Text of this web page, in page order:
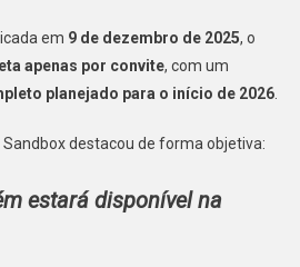
em 9 de dezembro de 2025, o
apenas por convite, com um
planejado para o início de 2026.
destacou de forma objetiva:
estará disponível na